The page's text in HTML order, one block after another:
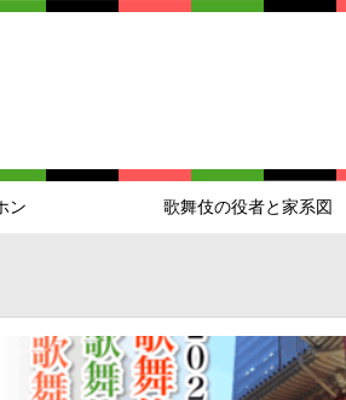
ン 歌舞伎の役者と家系図